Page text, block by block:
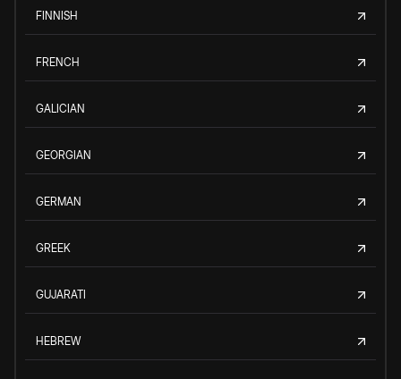
FINNISH
FRENCH
GALICIAN
GEORGIAN
GERMAN
GREEK
GUJARATI
HEBREW